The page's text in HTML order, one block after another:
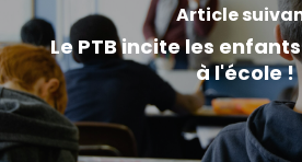
Article
Le PTB incite les
à l'école !